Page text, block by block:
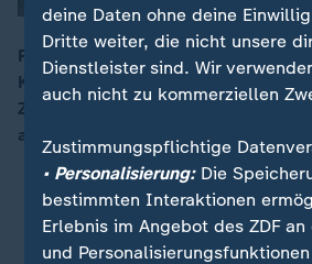
00:16
Pflanzen-Expertin Anja Koenzen
Kräuter, unter anderem zum Kraut
Zudem erklärt sie, wie die Ernte
am besten funktioniert.
deine Daten ohne deine
Dritte weiter, die nicht unsere
Dienstleister sind. Wir
auch nicht zu kommerziellen
Zustimmungspflichtige
• Personalisierung:Die
bestimmten Interaktionen
Erlebnis im Angebot des ZDF
und